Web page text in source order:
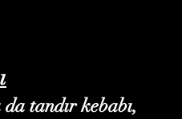
tandır kebabı,